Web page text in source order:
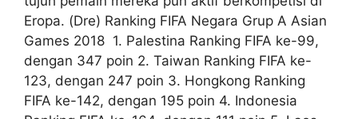
Eropa. (Dre) Ranking FIFA Negara Grup A Asian
Games 2018 1. Palestina Ranking FIFA ke-99,
dengan 347 poin 2. Taiwan Ranking FIFA ke-
123, dengan 247 poin 3. Hongkong Ranking
FIFA ke-142, dengan 195 poin 4. Indonesia